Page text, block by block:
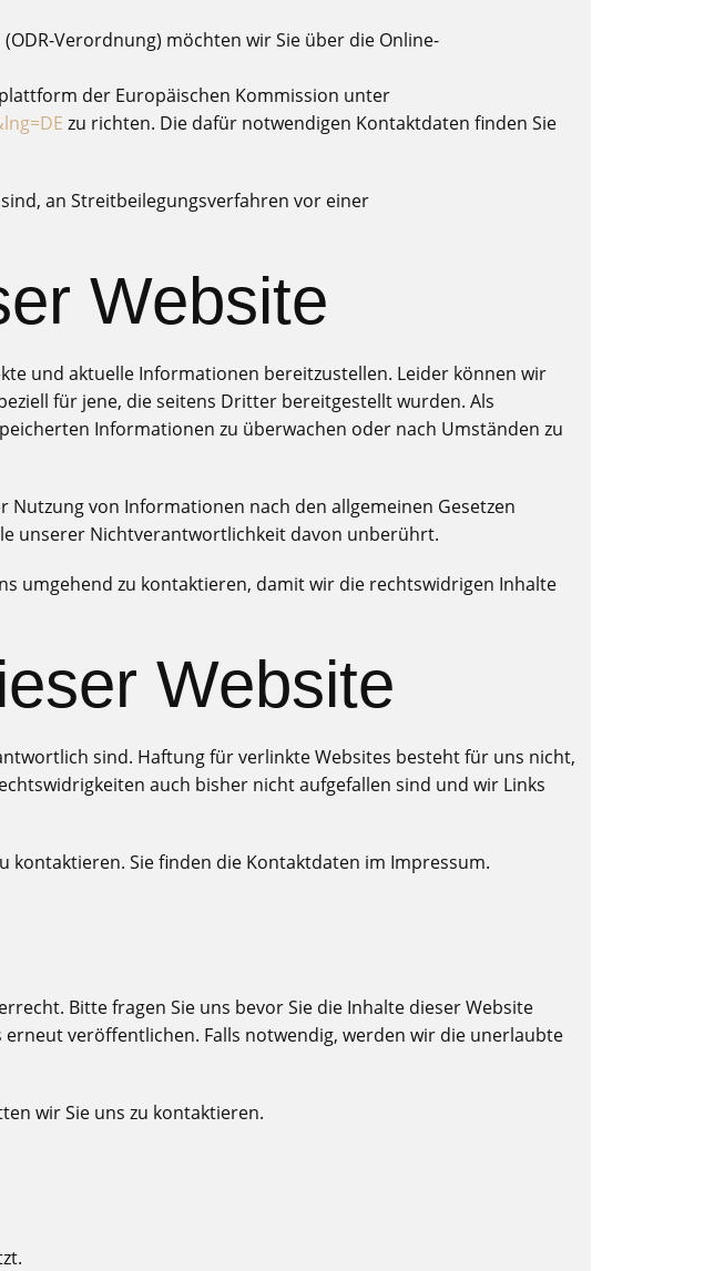
Verordnung) möchten wir Sie über die Online-
der Europäischen Kommission unter
zu richten. Die dafür notwendigen Kontaktdaten finden Sie
an Streitbeilegungsverfahren vor einer
Website
und aktuelle Informationen bereitzustellen. Leider können wir
für jene, die seitens Dritter bereitgestellt wurden. Als
Informationen zu überwachen oder nach Umständen zu
von Informationen nach den allgemeinen Gesetzen
unserer Nichtverantwortlichkeit davon unberührt.
umgehend zu kontaktieren, damit wir die rechtswidrigen Inhalte
Website
sind. Haftung für verlinkte Websites besteht für uns nicht,
auch bisher nicht aufgefallen sind und wir Links
kontaktieren. Sie finden die Kontaktdaten im Impressum.
Bitte fragen Sie uns bevor Sie die Inhalte dieser Website
veröffentlichen. Falls notwendig, werden wir die unerlaubte
wir Sie uns zu kontaktieren.